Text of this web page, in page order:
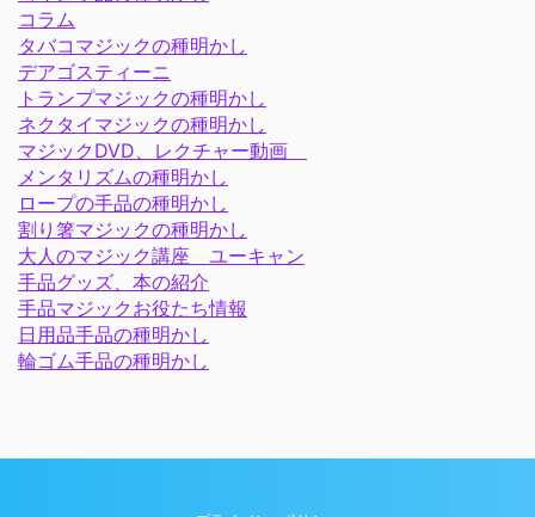
コラム
タバコマジックの種明かし
デアゴスティーニ
トランプマジックの種明かし
ネクタイマジックの種明かし
マジックDVD、レクチャー動画
メンタリズムの種明かし
ロープの手品の種明かし
割り箸マジックの種明かし
大人のマジック講座 ユーキャン
手品グッズ、本の紹介
手品マジックお役たち情報
日用品手品の種明かし
輪ゴム手品の種明かし